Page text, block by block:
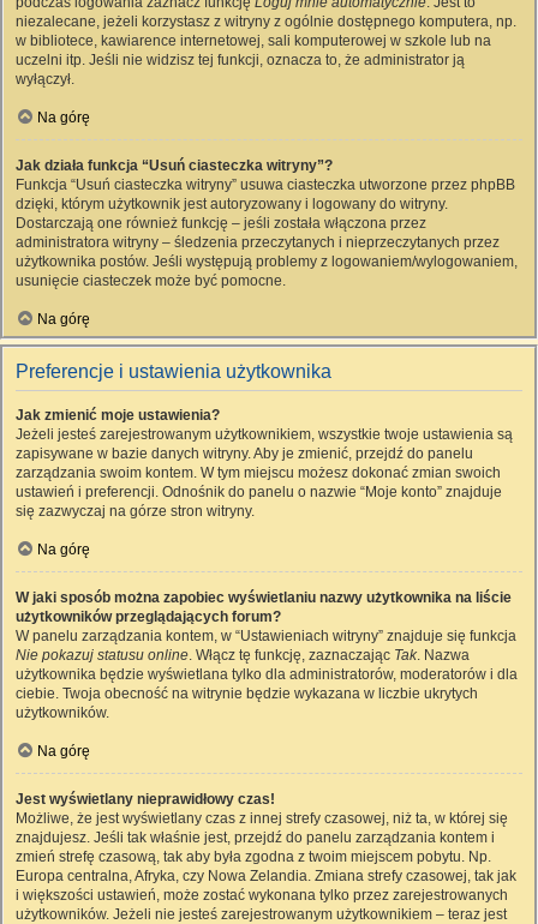
niezalecane, jeżeli korzystasz z witryny z ogólnie dostępnego komputera, np.
w bibliotece, kawiarence internetowej, sali komputerowej w szkole lub na
uczelni itp. Jeśli nie widzisz tej funkcji, oznacza to, że administrator ją
wyłączył.
Na górę
Jak działa funkcja “Usuń ciasteczka witryny”?
Funkcja “Usuń ciasteczka witryny” usuwa ciasteczka utworzone przez phpBB
dzięki, którym użytkownik jest autoryzowany i logowany do witryny.
Dostarczają one również funkcję – jeśli została włączona przez
administratora witryny – śledzenia przeczytanych i nieprzeczytanych przez
użytkownika postów. Jeśli występują problemy z logowaniem/wylogowaniem,
usunięcie ciasteczek może być pomocne.
Na górę
Preferencje i ustawienia użytkownika
Jak zmienić moje ustawienia?
Jeżeli jesteś zarejestrowanym użytkownikiem, wszystkie twoje ustawienia są
zapisywane w bazie danych witryny. Aby je zmienić, przejdź do panelu
zarządzania swoim kontem. W tym miejscu możesz dokonać zmian swoich
ustawień i preferencji. Odnośnik do panelu o nazwie “Moje konto” znajduje
się zazwyczaj na górze stron witryny.
Na górę
W jaki sposób można zapobiec wyświetlaniu nazwy użytkownika na liście
użytkowników przeglądających forum?
W panelu zarządzania kontem, w “Ustawieniach witryny” znajduje się funkcja
Nie pokazuj statusu online. Włącz tę funkcję, zaznaczając Tak. Nazwa
użytkownika będzie wyświetlana tylko dla administratorów, moderatorów i dla
ciebie. Twoja obecność na witrynie będzie wykazana w liczbie ukrytych
użytkowników.
Na górę
Jest wyświetlany nieprawidłowy czas!
Możliwe, że jest wyświetlany czas z innej strefy czasowej, niż ta, w której się
znajdujesz. Jeśli tak właśnie jest, przejdź do panelu zarządzania kontem i
zmień strefę czasową, tak aby była zgodna z twoim miejscem pobytu. Np.
Europa centralna, Afryka, czy Nowa Zelandia. Zmiana strefy czasowej, tak jak
i większości ustawień, może zostać wykonana tylko przez zarejestrowanych
użytkowników. Jeżeli nie jesteś zarejestrowanym użytkownikiem – teraz jest